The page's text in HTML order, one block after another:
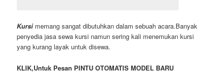
Kursi memang sangat dibutuhkan dalam sebuah acara.Banyak
penyedia jasa sewa kursi namun sering kali menemukan kursi
yang kurang layak untuk disewa.
KLIK,Untuk Pesan PINTU OTOMATIS MODEL BARU